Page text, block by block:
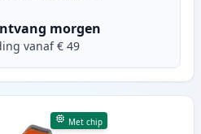
morgen
vanaf € 49
Met chip